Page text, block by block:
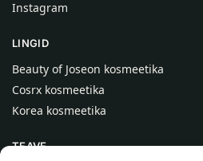
Instagram
LINGID
Beauty of Joseon kosmeetika
Cosrx kosmeetika
Korea kosmeetika
TEAVE